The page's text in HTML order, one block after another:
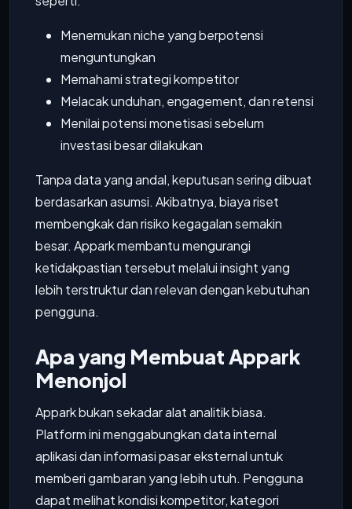
Menemukan niche yang berpotensi
menguntungkan
Memahami strategi kompetitor
Melacak unduhan, engagement, dan retensi
Menilai potensi monetisasi sebelum
investasi besar dilakukan
Tanpa data yang andal, keputusan sering dibuat
berdasarkan asumsi. Akibatnya, biaya riset
membengkak dan risiko kegagalan semakin
besar. Appark membantu mengurangi
ketidakpastian tersebut melalui insight yang
lebih terstruktur dan relevan dengan kebutuhan
pengguna.
Apa yang Membuat Appark
Menonjol
Appark bukan sekadar alat analitik biasa.
Platform ini menggabungkan data internal
aplikasi dan informasi pasar eksternal untuk
memberi gambaran yang lebih utuh. Pengguna
dapat melihat kondisi kompetitor, kategori